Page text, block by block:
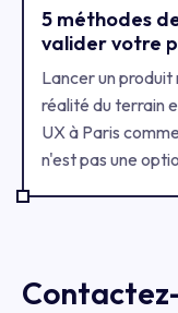
5 méthodes
valider votre
Lancer un
réalité du terrain
UX à Paris
n'est pas une
méthodes
lancement.